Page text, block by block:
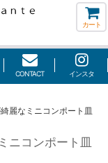
カート
CONTACT インスタ
麗なミニコンポート皿
ニコンポート皿